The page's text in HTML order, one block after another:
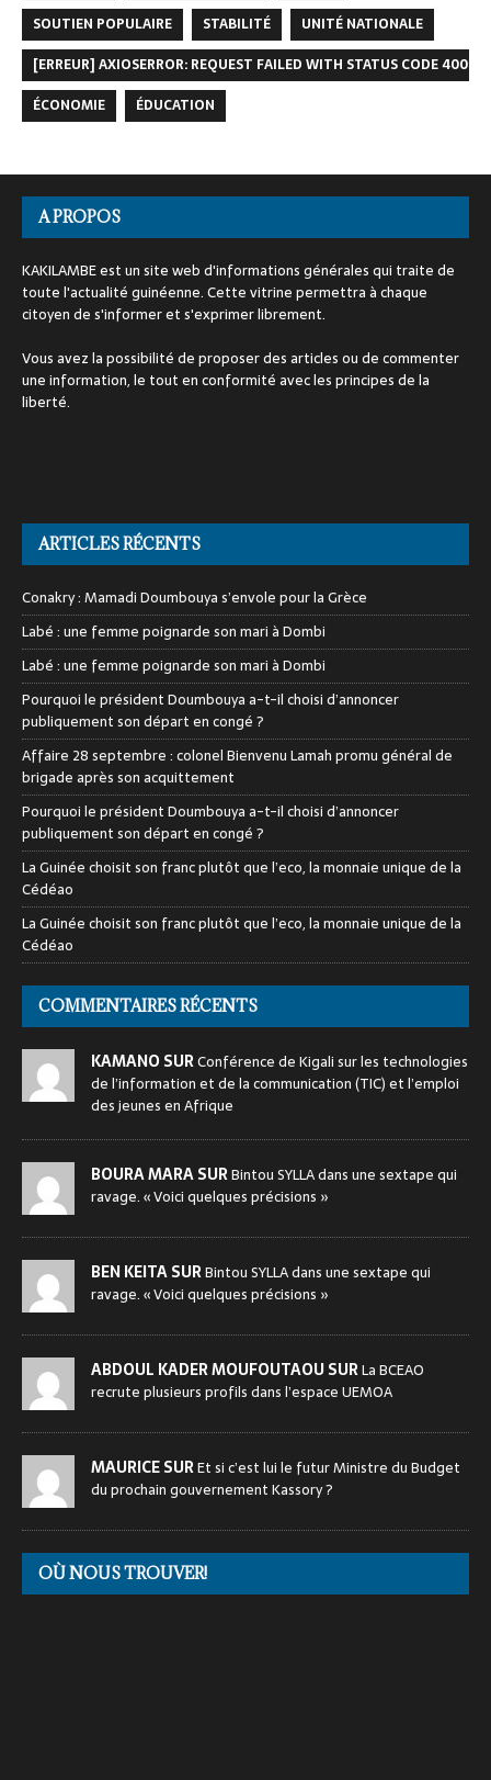
SOUTIEN POPULAIRE
STABILITÉ
UNITÉ NATIONALE
[ERREUR] AXIOSERROR: REQUEST FAILED WITH STATUS CODE 400
ÉCONOMIE
ÉDUCATION
A PROPOS
KAKILAMBE est un site web d'informations générales qui traite de
toute l'actualité guinéenne. Cette vitrine permettra à chaque
citoyen de s'informer et s'exprimer librement.
Vous avez la possibilité de proposer des articles ou de commenter
une information, le tout en conformité avec les principes de la
liberté.
ARTICLES RÉCENTS
Conakry : Mamadi Doumbouya s’envole pour la Grèce
Labé : une femme poignarde son mari à Dombi
Labé : une femme poignarde son mari à Dombi
Pourquoi le président Doumbouya a-t-il choisi d’annoncer
publiquement son départ en congé ?
Affaire 28 septembre : colonel Bienvenu Lamah promu général de
brigade après son acquittement
Pourquoi le président Doumbouya a-t-il choisi d’annoncer
publiquement son départ en congé ?
La Guinée choisit son franc plutôt que l’eco, la monnaie unique de la
Cédéao
La Guinée choisit son franc plutôt que l’eco, la monnaie unique de la
Cédéao
COMMENTAIRES RÉCENTS
KAMANO SURConférence de Kigali sur les technologies
de l’information et de la communication (TIC) et l’emploi
des jeunes en Afrique
BOURA MARA SURBintou SYLLA dans une sextape qui
ravage. « Voici quelques précisions »
BEN KEITA SURBintou SYLLA dans une sextape qui
ravage. « Voici quelques précisions »
ABDOUL KADER MOUFOUTAOU SURLa BCEAO
recrute plusieurs profils dans l’espace UEMOA
MAURICE SUREt si c’est lui le futur Ministre du Budget
du prochain gouvernement Kassory ?
OÙ NOUS TROUVER!